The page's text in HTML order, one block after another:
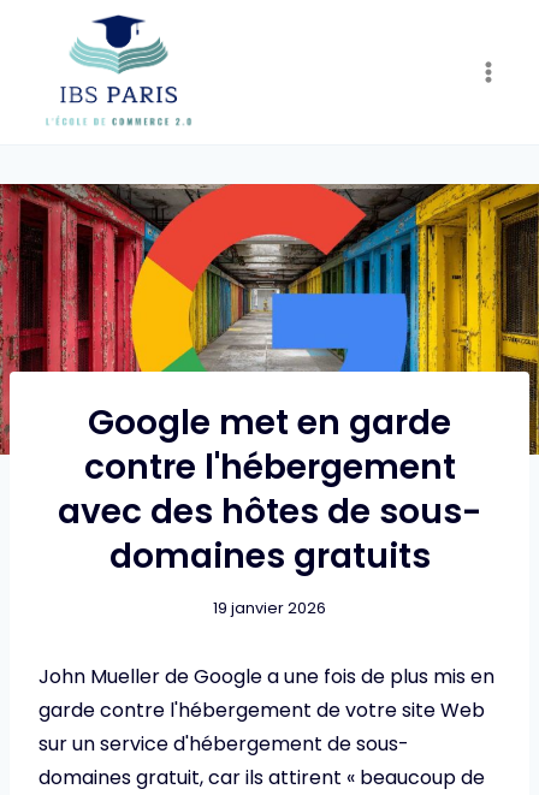
content
Google met en garde
contre l'hébergement
avec des hôtes de sous-
domaines gratuits
19 janvier 2026
John Mueller de Google a une fois de plus mis en
garde contre l'hébergement de votre site Web
sur un service d'hébergement de sous-
domaines gratuit, car ils attirent « beaucoup de